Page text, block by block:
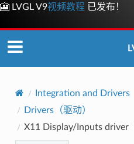
🎦 LVGL V9视频教程 已发布！
Integration and Drivers
Drivers（驱动）
X11 Display/Inputs driver